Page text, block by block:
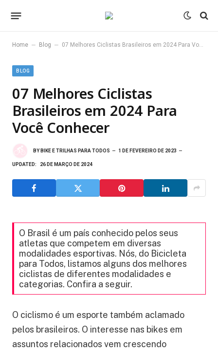
Home – Blog – 07 Melhores Ciclistas Brasileiros em 2024 Para Você Conhecer
BLOG
07 Melhores Ciclistas
Brasileiros em 2024 Para
Você Conhecer
BY BIKE E TRILHAS PARA TODOS 1 DE FEVEREIRO DE 2023
UPDATED: 26 DE MARÇO DE 2024
O Brasil é um país conhecido pelos seus
atletas que competem em diversas
modalidades esportivas. Nós, do Bicicleta
para Todos, listamos alguns dos melhores
ciclistas de diferentes modalidades e
categorias. Confira a seguir.
O ciclismo é um esporte também aclamado
pelos brasileiros. O interesse nas bikes em
assuntos relacionados vem crescendo